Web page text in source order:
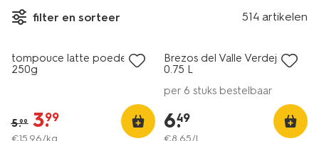
filter en sorteer 514 artikelen
korting
tompouce latte poeder
250g
5.99 3.
99
€15.96/kg
8
Brezos del Valle Verdejo -
0.75 L
per 6 stuks bestelbaar
6.
49
€8.65/l